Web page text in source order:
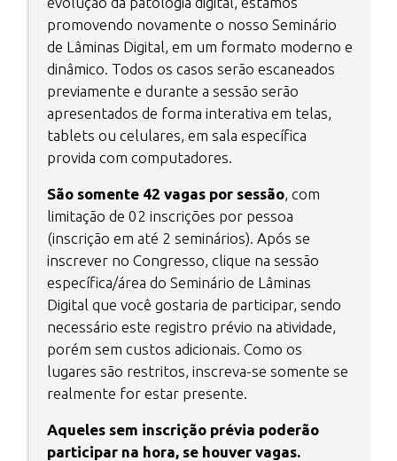
promovendo novamente o nosso Seminário
de Lâminas Digital, em um formato moderno e
dinâmico. Todos os casos serão escaneados
previamente e durante a sessão serão
apresentados de forma interativa em telas,
tablets ou celulares, em sala específica
provida com computadores.
São somente 42 vagas por sessão, com
limitação de 02 inscrições por pessoa
(inscrição em até 2 seminários). Após se
inscrever no Congresso, clique na sessão
específica/área do Seminário de Lâminas
Digital que você gostaria de participar, sendo
necessário este registro prévio na atividade,
porém sem custos adicionais. Como os
lugares são restritos, inscreva-se somente se
realmente for estar presente.
Aqueles sem inscrição prévia poderão
participar na hora, se houver vagas.